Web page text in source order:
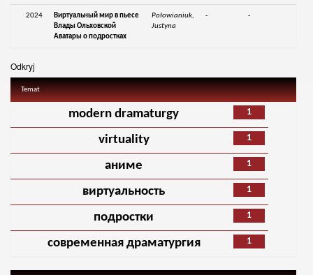
2024
Виртуальный мир в пьесе
Влады Ольховской
Аватары о подростках
Połowianiuk,
Justyna
- -
Odkryj
Temat
1
modern dramaturgy
1
virtuality
1
аниме
1
виртуальность
1
подростки
1
современная драматургия